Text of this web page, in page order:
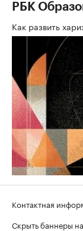
РБК
Как развить
Контактная
Скрыть баннеры